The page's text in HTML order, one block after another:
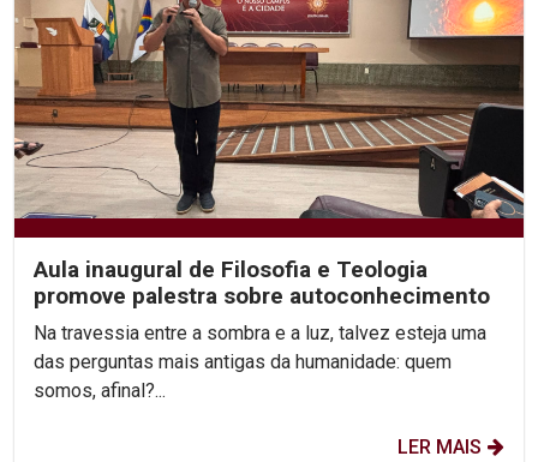
Aula inaugural de Filosofia e Teologia
promove palestra sobre autoconhecimento
Na travessia entre a sombra e a luz, talvez esteja uma
das perguntas mais antigas da humanidade: quem
somos, afinal?...
LER MAIS